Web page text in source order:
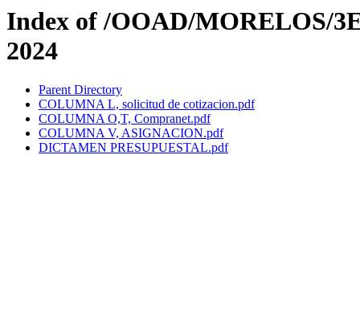
Index of /OOAD/MORELOS/
2024
Parent Directory
COLUMNA L, solicitud de cotizacion.pdf
COLUMNA O,T, Compranet.pdf
COLUMNA V, ASIGNACION.pdf
DICTAMEN PRESUPUESTAL.pdf